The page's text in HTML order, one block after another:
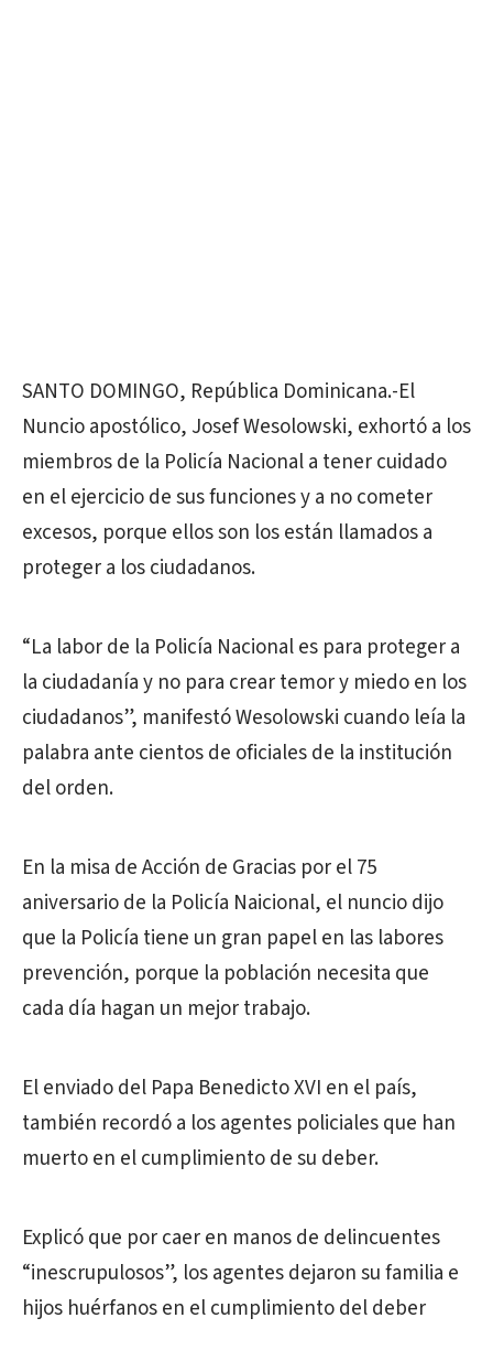
SANTO DOMINGO, República Dominicana.-El
Nuncio apostólico, Josef Wesolowski, exhortó a los
miembros de la Policía Nacional a tener cuidado
en el ejercicio de sus funciones y a no cometer
excesos, porque ellos son los están llamados a
proteger a los ciudadanos.
“La labor de la Policía Nacional es para proteger a
la ciudadanía y no para crear temor y miedo en los
ciudadanos”, manifestó Wesolowski cuando leía la
palabra ante cientos de oficiales de la institución
del orden.
En la misa de Acción de Gracias por el 75
aniversario de la Policía Naicional, el nuncio dijo
que la Policía tiene un gran papel en las labores
prevención, porque la población necesita que
cada día hagan un mejor trabajo.
El enviado del Papa Benedicto XVI en el país,
también recordó a los agentes policiales que han
muerto en el cumplimiento de su deber.
Explicó que por caer en manos de delincuentes
“inescrupulosos”, los agentes dejaron su familia e
hijos huérfanos en el cumplimiento del deber